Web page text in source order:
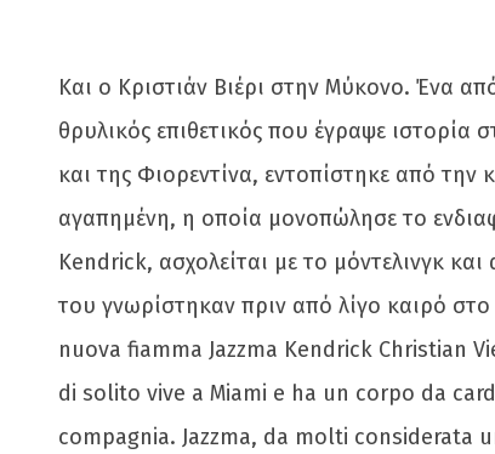
Και ο Κριστιάν Βιέρι στην Μύκονο. Ένα
θρυλικός επιθετικός που έγραψε ιστορία
και της Φιορεντίνα, εντοπίστηκε από
αγαπημένη, η οποία μονοπώλησε το
Kendrick, ασχολείται με το μόντελινγκ
του γνωρίστηκαν πριν από λίγο καιρό
nuova fiamma Jazzma Kendrick Christian
di solito vive a Miami e ha un corpo da
compagnia. Jazzma, da molti considerata